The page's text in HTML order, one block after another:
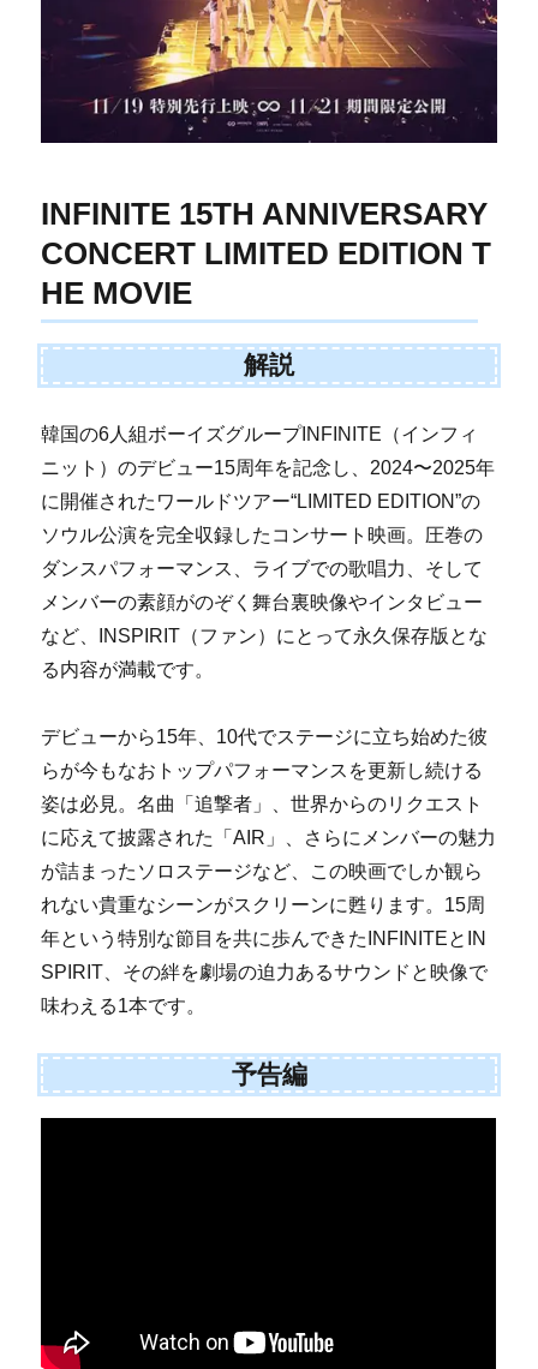
INFINITE 15TH ANNIVERSARY
CONCERT LIMITED EDITION T
HE MOVIE
解説
韓国の6人組ボーイズグループINFINITE（インフィ
ニット）のデビュー15周年を記念し、2024〜2025年
に開催されたワールドツアー“LIMITED EDITION”の
ソウル公演を完全収録したコンサート映画。圧巻の
ダンスパフォーマンス、ライブでの歌唱力、そして
メンバーの素顔がのぞく舞台裏映像やインタビュー
など、INSPIRIT（ファン）にとって永久保存版とな
る内容が満載です。
デビューから15年、10代でステージに立ち始めた彼
らが今もなおトップパフォーマンスを更新し続ける
姿は必見。名曲「追撃者」、世界からのリクエスト
に応えて披露された「AIR」、さらにメンバーの魅力
が詰まったソロステージなど、この映画でしか観ら
れない貴重なシーンがスクリーンに甦ります。15周
年という特別な節目を共に歩んできたINFINITEとIN
SPIRIT、その絆を劇場の迫力あるサウンドと映像で
味わえる1本です。
予告編